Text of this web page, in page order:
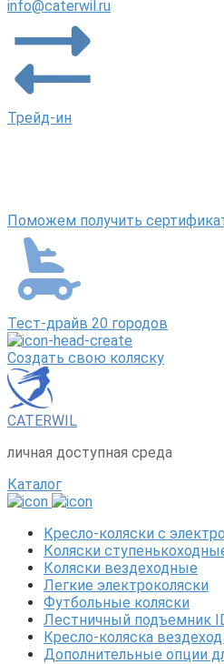
info@caterwil.ru
Трейд-ин
Поможем получить
Тест-драйв 20 городов
Создать свою коляску
CATERWIL
личная доступная среда
Каталог
Кресло-коляски с
Коляски
Коляски вездеходные
Легкие электроколяски
Футбольные коляски
Лестничный подъемник
Кресло-коляска
Дополнительные опции